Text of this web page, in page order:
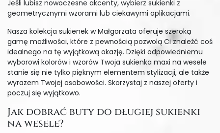
Jeśli lubisz nowoczesne akcenty, wybierz sukienki z
geometrycznymi wzorami lub ciekawymi aplikacjami.
Nasza kolekcja sukienek w Małgorzata oferuje szeroką
gamę możliwości, które z pewnością pozwolą Ci znaleźć coś
idealnego na tę wyjątkową okazję. Dzięki odpowiedniemu
wyborowi kolorów i wzorów Twoja sukienka maxi na wesele
stanie się nie tylko pięknym elementem stylizacji, ale także
wyrazem Twojej osobowości. Skorzystaj z naszej oferty i
poczuj się wyjątkowo.
Jak dobrać buty do długiej sukienki
na wesele?